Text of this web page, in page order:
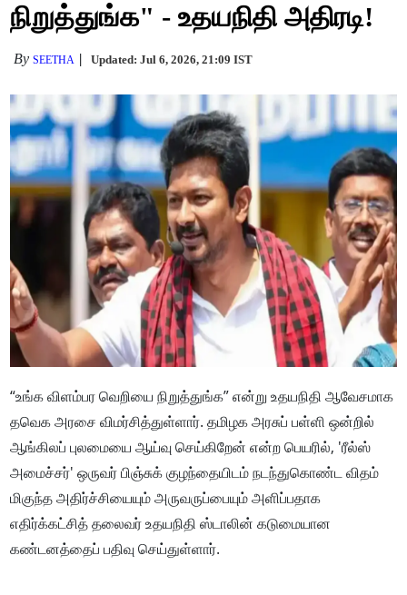
நிறுத்துங்க" - உதயநிதி அதிரடி!
BySEETHA Updated: Jul 6, 2026, 21:09 IST
“உங்க விளம்பர வெறியை நிறுத்துங்க” என்று உதயநிதி ஆவேசமாக
தவெக அரசை விமர்சித்துள்ளார். தமிழக அரசுப் பள்ளி ஒன்றில்
ஆங்கிலப் புலமையை ஆய்வு செய்கிறேன் என்ற பெயரில், 'ரீல்ஸ்
அமைச்சர்' ஒருவர் பிஞ்சுக் குழந்தையிடம் நடந்துகொண்ட விதம்
மிகுந்த அதிர்ச்சியையும் அருவருப்பையும் அளிப்பதாக
எதிர்க்கட்சித் தலைவர் உதயநிதி ஸ்டாலின் கடுமையான
கண்டனத்தைப் பதிவு செய்துள்ளார்.